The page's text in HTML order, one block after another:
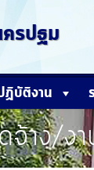
รปฐม
บัติงาน
จ้าง/ง